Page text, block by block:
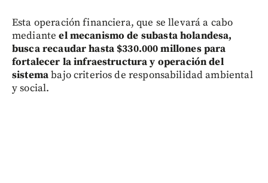
Esta operación financiera, que se llevará a cabo
medianteel mecanismo de subasta holandesa,
busca recaudar hasta $330.000 millones para
fortalecer la infraestructura y operación del
sistemabajo criterios de responsabilidad ambiental
y social.